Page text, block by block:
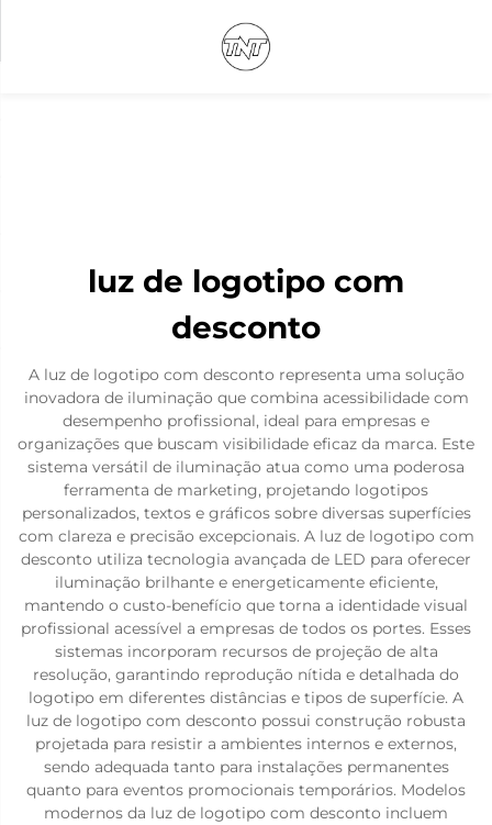
luz de logotipo com
desconto
A luz de logotipo com desconto representa uma solução
inovadora de iluminação que combina acessibilidade com
desempenho profissional, ideal para empresas e
organizações que buscam visibilidade eficaz da marca. Este
sistema versátil de iluminação atua como uma poderosa
ferramenta de marketing, projetando logotipos
personalizados, textos e gráficos sobre diversas superfícies
com clareza e precisão excepcionais. A luz de logotipo com
desconto utiliza tecnologia avançada de LED para oferecer
iluminação brilhante e energeticamente eficiente,
mantendo o custo-benefício que torna a identidade visual
profissional acessível a empresas de todos os portes. Esses
sistemas incorporam recursos de projeção de alta
resolução, garantindo reprodução nítida e detalhada do
logotipo em diferentes distâncias e tipos de superfície. A
luz de logotipo com desconto possui construção robusta
projetada para resistir a ambientes internos e externos,
sendo adequada tanto para instalações permanentes
quanto para eventos promocionais temporários. Modelos
modernos da luz de logotipo com desconto incluem